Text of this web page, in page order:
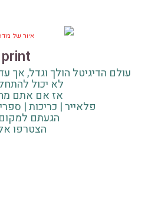
print
עולם הדיגיטל הולך וגדל, אך
לא יכול
אז אם אתם
פלאייר | כריכות |
הגעתם למקום
הצטרפו